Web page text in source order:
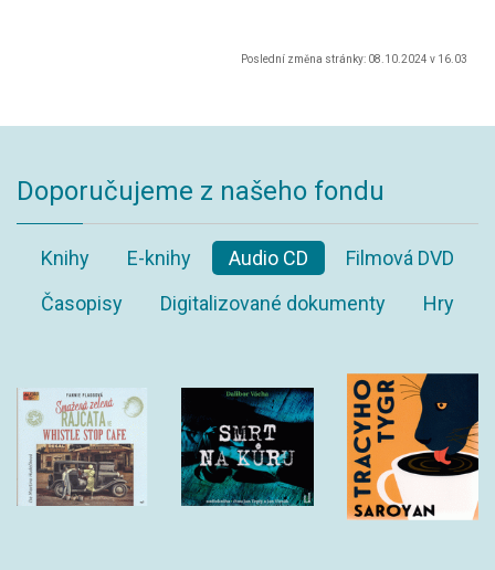
Poslední změna stránky: 08.10.2024 v 16.03
Doporučujeme z našeho fondu
Knihy E-knihy Audio CD
Filmová DVD
Časopisy
Digitalizované dokumenty Hry